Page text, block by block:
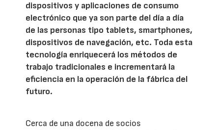
dispositivos y aplicaciones de consumo
electrónico que ya son parte del día a día
de las personas tipo tablets, smartphones,
dispositivos de navegación, etc. Toda esta
tecnología enriquecerá los métodos de
trabajo tradicionales e incrementará la
eficiencia en la operación de la fábrica del
futuro.
Cerca de una docena de socios